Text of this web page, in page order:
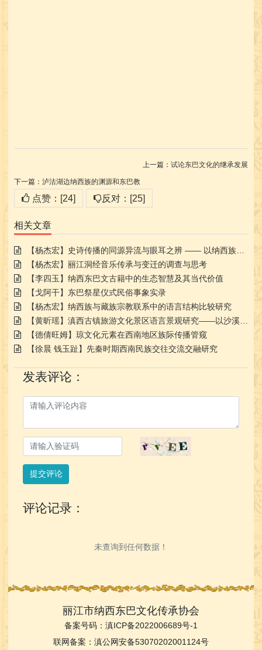
上一篇： 试论东巴文化的继承发展
下一篇： 泸沽湖边纳西族的渊源和东巴教
点赞：[24] 反对：[25]
相关文章
【杨杰宏】史诗传播的同源异流与眼耳之辨 —— 以纳西族创世史诗比较研究为中心
【杨杰宏】丽江洞经音乐传承与变迁的调查与思考
【李四玉】纳西东巴文古籍中的生态智慧及其当代价值
【戈阿干】东巴祭星仪式民俗事象实录
【杨杰宏】纳西族与藏族宗教联系中的语言结构比较研究
【黄昕瑶】滇西古镇旅游文化景区语言景观研究——以沙溪古镇和白沙古镇为例
【德倩旺姆】琼文化元素在西南地区族际传播管窥
【徐晨 钱玉趾】先秦时期西南民族交往交流交融研究
发表评论：
提交评论
评论记录：
未查询到任何数据！
丽江市纳西东巴文化传承协会
备案号码： 滇ICP备2022006689号-1
联网备案： 滇公网安备53070202001124号